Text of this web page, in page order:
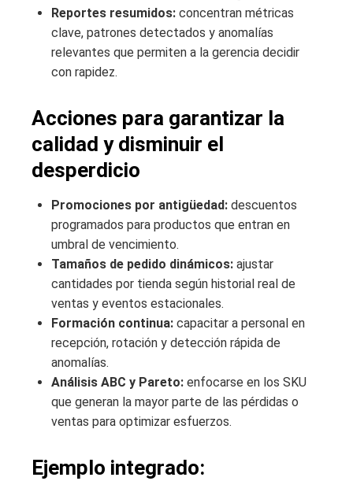
Reportes resumidos: concentran métricas
clave, patrones detectados y anomalías
relevantes que permiten a la gerencia decidir
con rapidez.
Acciones para garantizar la
calidad y disminuir el
desperdicio
Promociones por antigüedad: descuentos
programados para productos que entran en
umbral de vencimiento.
Tamaños de pedido dinámicos: ajustar
cantidades por tienda según historial real de
ventas y eventos estacionales.
Formación continua: capacitar a personal en
recepción, rotación y detección rápida de
anomalías.
Análisis ABC y Pareto: enfocarse en los SKU
que generan la mayor parte de las pérdidas o
ventas para optimizar esfuerzos.
Ejemplo integrado: